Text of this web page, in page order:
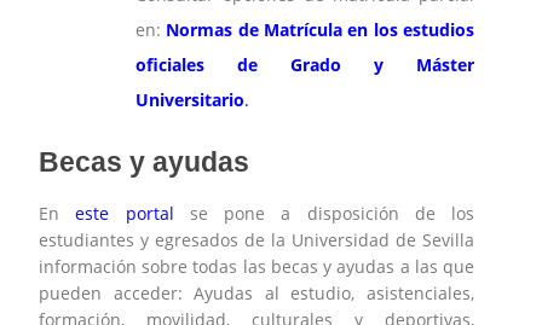
en: Normas de Matrícula en los estudios
oficiales de Grado y Máster
Universitario.
Becas y ayudas
Eneste portal se pone a disposición de los
estudiantes y egresados de la Universidad de Sevilla
información sobre todas las becas y ayudas a las que
pueden acceder: Ayudas al estudio, asistenciales,
formación, movilidad, culturales y deportivas,